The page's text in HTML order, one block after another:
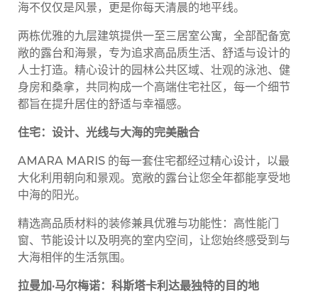
海不仅仅是风景，更是你每天清晨的地平线。
两栋优雅的九层建筑提供一至三居室公寓，全部配备宽
敞的露台和海景，专为追求高品质生活、舒适与设计的
人士打造。精心设计的园林公共区域、壮观的泳池、健
身房和桑拿，共同构成一个高端住宅社区，每一个细节
都旨在提升居住的舒适与幸福感。
住宅： 设计、光线与大海的完美融合
AMARA MARIS 的每一套住宅都经过精心设计，以最
大化利用朝向和景观。宽敞的露台让您全年都能享受地
中海的阳光。
精选高品质材料的装修兼具优雅与功能性：高性能门
窗、节能设计以及明亮的室内空间，让您始终感受到与
大海相伴的生活氛围。
拉曼加·马尔梅诺：科斯塔卡利达最独特的目的地